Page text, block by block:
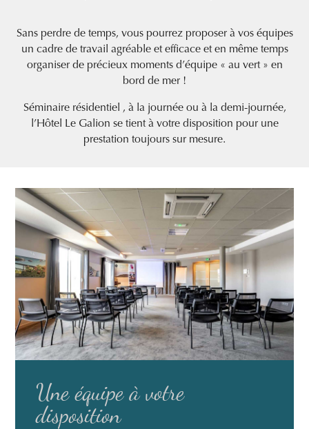
Sans perdre de temps, vous pourrez proposer à vos équipes
un cadre de travail agréable et efficace et en même temps
organiser de précieux moments d’équipe « au vert » en
bord de mer !
Séminaire résidentiel , à la journée ou à la demi-journée,
l’Hôtel Le Galion se tient à votre disposition pour une
prestation toujours sur mesure.
Une équipe à votre
disposition